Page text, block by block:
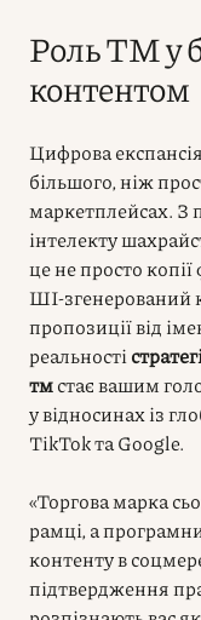
Роль ТМ у
контентом
Цифрова
більшого, ніж
маркетплейсах. З
інтелекту
це не просто
ШІ-згенерований
пропозиції від
реальності
тмстає вашим
у відносинах із
TikTok та Google.
«Торгова марка
рамці, а
контенту в
підтвердження